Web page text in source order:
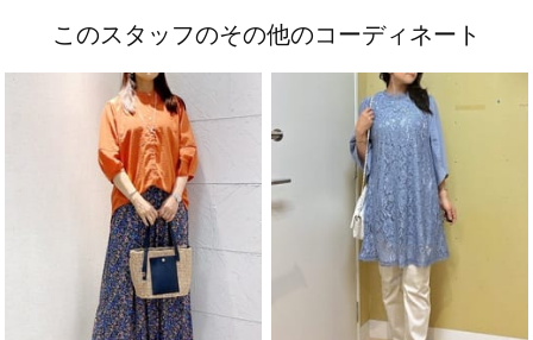
このスタッフのその他のコーディネート